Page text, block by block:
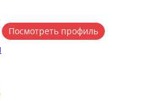
Посмотреть профиль